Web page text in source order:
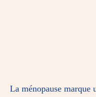
La ménopause marque